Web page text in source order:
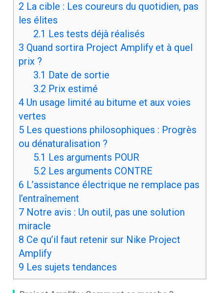
2 La cible : Les coureurs du quotidien, pas
les élites
2.1 Les tests déjà réalisés
3 Quand sortira Project Amplify et à quel
prix ?
3.1 Date de sortie
3.2 Prix estimé
4Un usage limité au bitume et aux voies
vertes
5Les questions philosophiques : Progrès
ou dénaturalisation ?
5.1 Les arguments POUR
5.2 Les arguments CONTRE
6 L’assistance électrique ne remplace pas
l’entraînement
7Notre avis : Un outil, pas une solution
miracle
8 Ce qu’il faut retenir sur Nike Project
Amplify
9 Les sujets tendances